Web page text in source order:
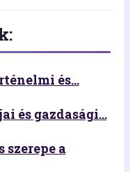
és...
és gazdasági...
a